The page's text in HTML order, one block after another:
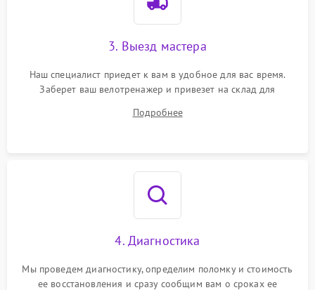
3. Выезд мастера
Наш специалист приедет к вам в удобное для вас время.
Заберет ваш велотренажер и привезет на склад для
Подробнее
4. Диагностика
Мы проведем диагностику, определим поломку и стоимость
ее восстановления и сразу сообщим вам о сроках ее